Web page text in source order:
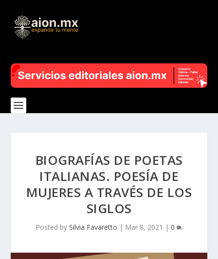
BIOGRAFÍAS DE POETAS
ITALIANAS. POESÍA DE
MUJERES A TRAVÉS DE LOS
SIGLOS
Posted by Silvia Favaretto | Mar 8, 2021 | 0